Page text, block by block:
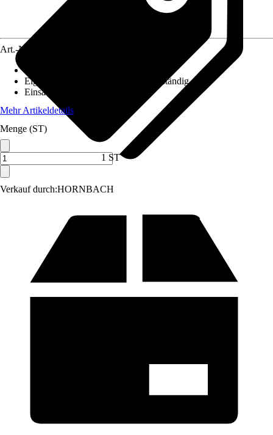
Verkauf durch:HORNBACH
Art.-Nr.
Eigenschaft
Frostbeständig, UV-beständig
Einsatzbereich
Mehr Artikeldetails
Menge (ST)
1 ST